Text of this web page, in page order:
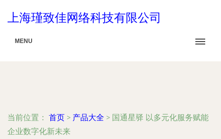
上海瑾致佳网络科技有限公司
MENU
当前位置： 首页 > 产品大全 > 国通星驿 以多元化服务赋能
企业数字化新未来